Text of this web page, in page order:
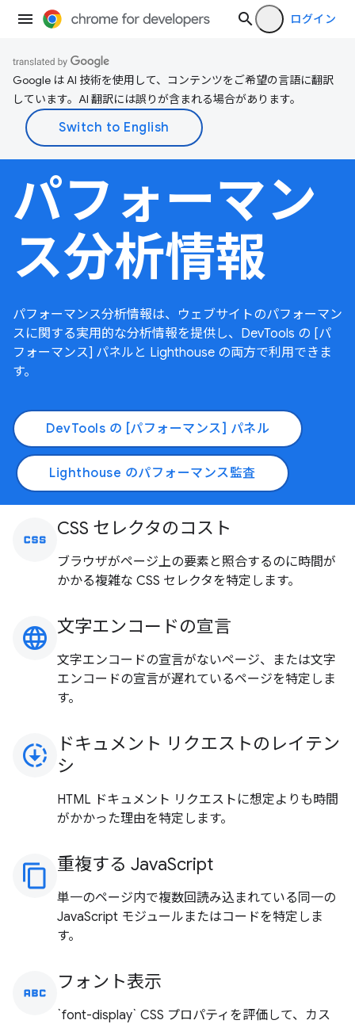
ログイン
Google は AI 技術を使用して、コンテンツをご希望の言語に翻訳
しています。AI 翻訳には誤りが含まれる場合があります。
パフォーマン
ス分析情報
パフォーマンス分析情報は、ウェブサイトのパフォーマン
スに関する実用的な分析情報を提供し、DevTools の [パ
フォーマンス] パネルと Lighthouse の両方で利用できま
す。
DevTools の [パフォーマンス] パネル
Lighthouse のパフォーマンス監査
css CSS セレクタのコスト
ブラウザがページ上の要素と照合するのに時間が
かかる複雑な CSS セレクタを特定します。
language 文字エンコードの宣言
文字エンコードの宣言がないページ、または文字
エンコードの宣言が遅れているページを特定しま
す。
downloading
ドキュメント リクエストのレイテン
シ
HTML ドキュメント リクエストに想定よりも時間
がかかった理由を特定します。
content_copy 重複する JavaScript
単一のページ内で複数回読み込まれている同一の
JavaScript モジュールまたはコードを特定しま
す。
abc フォント表示
`font-display` CSS プロパティを評価して、カス